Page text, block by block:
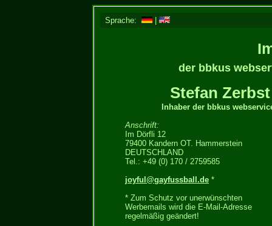
Sprache: |
der bbkus
Stefan Zerbst
Inhaber der bbkus
Anschrift:
Im Dörfli 12
79400 Kandern OT. Hammerstein
DEUTSCHLAND
Tel.: +49 (0) 170 / 2759585
joyful@gayfussball.de *
* Zum Schutz vor unerwünschten
Werbemails wird die E-Mail-Adresse
regelmäßig geändert!